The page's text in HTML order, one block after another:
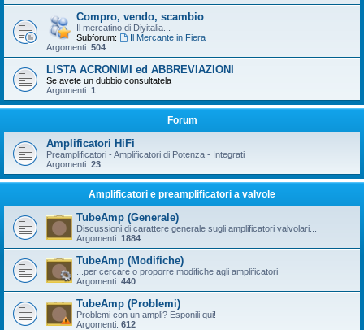
Compro, vendo, scambio
Il mercatino di Diyitalia...
Subforum:
Il Mercante in Fiera
Argomenti: 504
LISTA ACRONIMI ed ABBREVIAZIONI
Se avete un dubbio consultatela
Argomenti: 1
Forum
Amplificatori HiFi
Preamplificatori - Amplificatori di Potenza - Integrati
Argomenti: 23
Amplificatori e preamplificatori a valvole
TubeAmp (Generale)
Discussioni di carattere generale sugli amplificatori valvolari...
Argomenti: 1884
TubeAmp (Modifiche)
...per cercare o proporre modifiche agli amplificatori
Argomenti: 440
TubeAmp (Problemi)
Problemi con un ampli? Esponili qui!
Argomenti: 612